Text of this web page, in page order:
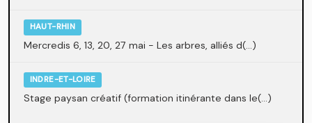
HAUT-RHIN
Mercredis 6, 13, 20, 27 mai - Les arbres, alliés d(...)
INDRE-ET-LOIRE
Stage paysan créatif (formation itinérante dans le(...)